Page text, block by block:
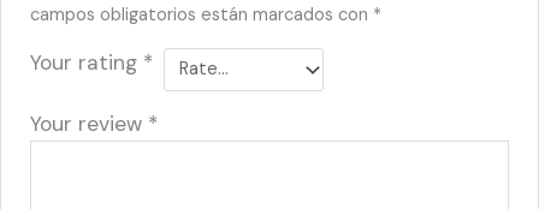
campos obligatorios están marcados con *
Your rating *
Your review *